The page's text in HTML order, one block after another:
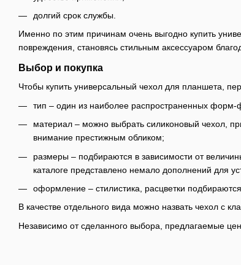
долгий срок службы.
Именно по этим причинам очень выгодно купить
повреждения, становясь стильным аксессуаром
Выбор и покупка
Чтобы купить универсальный чехол для планшета,
тип – один из наиболее распространенных форм-
материал – можно выбрать силиконовый чехол,
внимание престижным обликом;
размеры – подбираются в зависимости от
каталоге представлено немало дополнений для
оформление – стилистика, расцветки
В качестве отдельного вида можно назвать чехол с
Независимо от сделанного выбора, предлагаемые